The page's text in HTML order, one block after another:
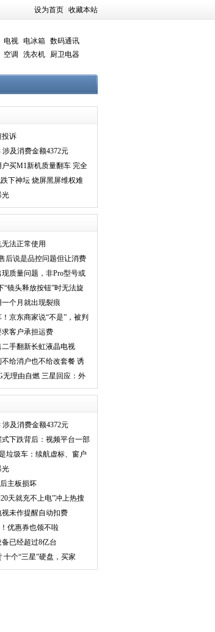
设为首页 收藏本站
电视 电冰箱 数码通讯
空调
洗衣机
厨卫电器
投诉
及消费金额4372元
买M1新机质量翻车 完全
下神坛 烧屏黑屏维权难
光
法正常使用
后说是品控问题但让消费
现质量问题，非Pro型号或
“镜头释放按钮”时无法旋
个月就出现裂痕
京东商家说“不是”，被判
客户承担运费
手翻新长虹液晶电视
给消户也不给改套餐 诱
无理由自燃 三星回应：外
及消费金额4372元
下跌背后：视频平台一部
垃圾车：续航虚标、窗户
光
主板损坏
天就充不上电”冲上热搜
未作提醒自动扣费
优惠券也领不啦
已经超过8亿台
个“三星”硬盘，买家